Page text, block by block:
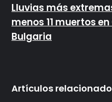
Lluvias más
menos 11 muertos
Bulgaria
Artículos